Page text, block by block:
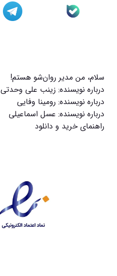
سلام، من مدیر روان‌شو هستم!
درباره نویسنده: زینب علی وحدتی
درباره نویسنده: رومینا وفایی
درباره نویسنده: عسل اسماعیلی
راهنمای خرید و دانلود